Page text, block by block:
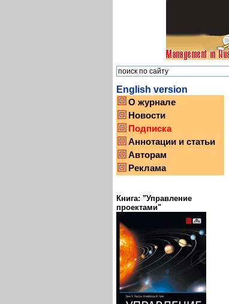
English version
О журнале
Новости
Подписка
Аннотации и статьи
Авторам
Реклама
Книга: "Управление
проектами"